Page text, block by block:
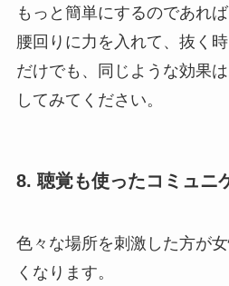
もっと簡単にするのであれ
腰回りに力を入れて、抜く
だけでも、同じような効果
してみてください。
8. 聴覚も使ったコミュニ
色々な場所を刺激した方が
くなります。